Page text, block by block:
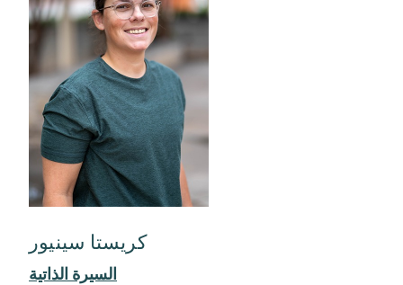
كريستا سينيور
السيرة الذاتية